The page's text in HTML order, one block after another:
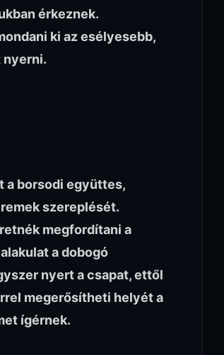
érkeznek.
ki az esélyesebb,
nyerni.
a borsodi együttes,
szereplését.
megfordítani a
a dobogó
nyert a csapat, ettől
megerősítheti helyét a
ígérnek.